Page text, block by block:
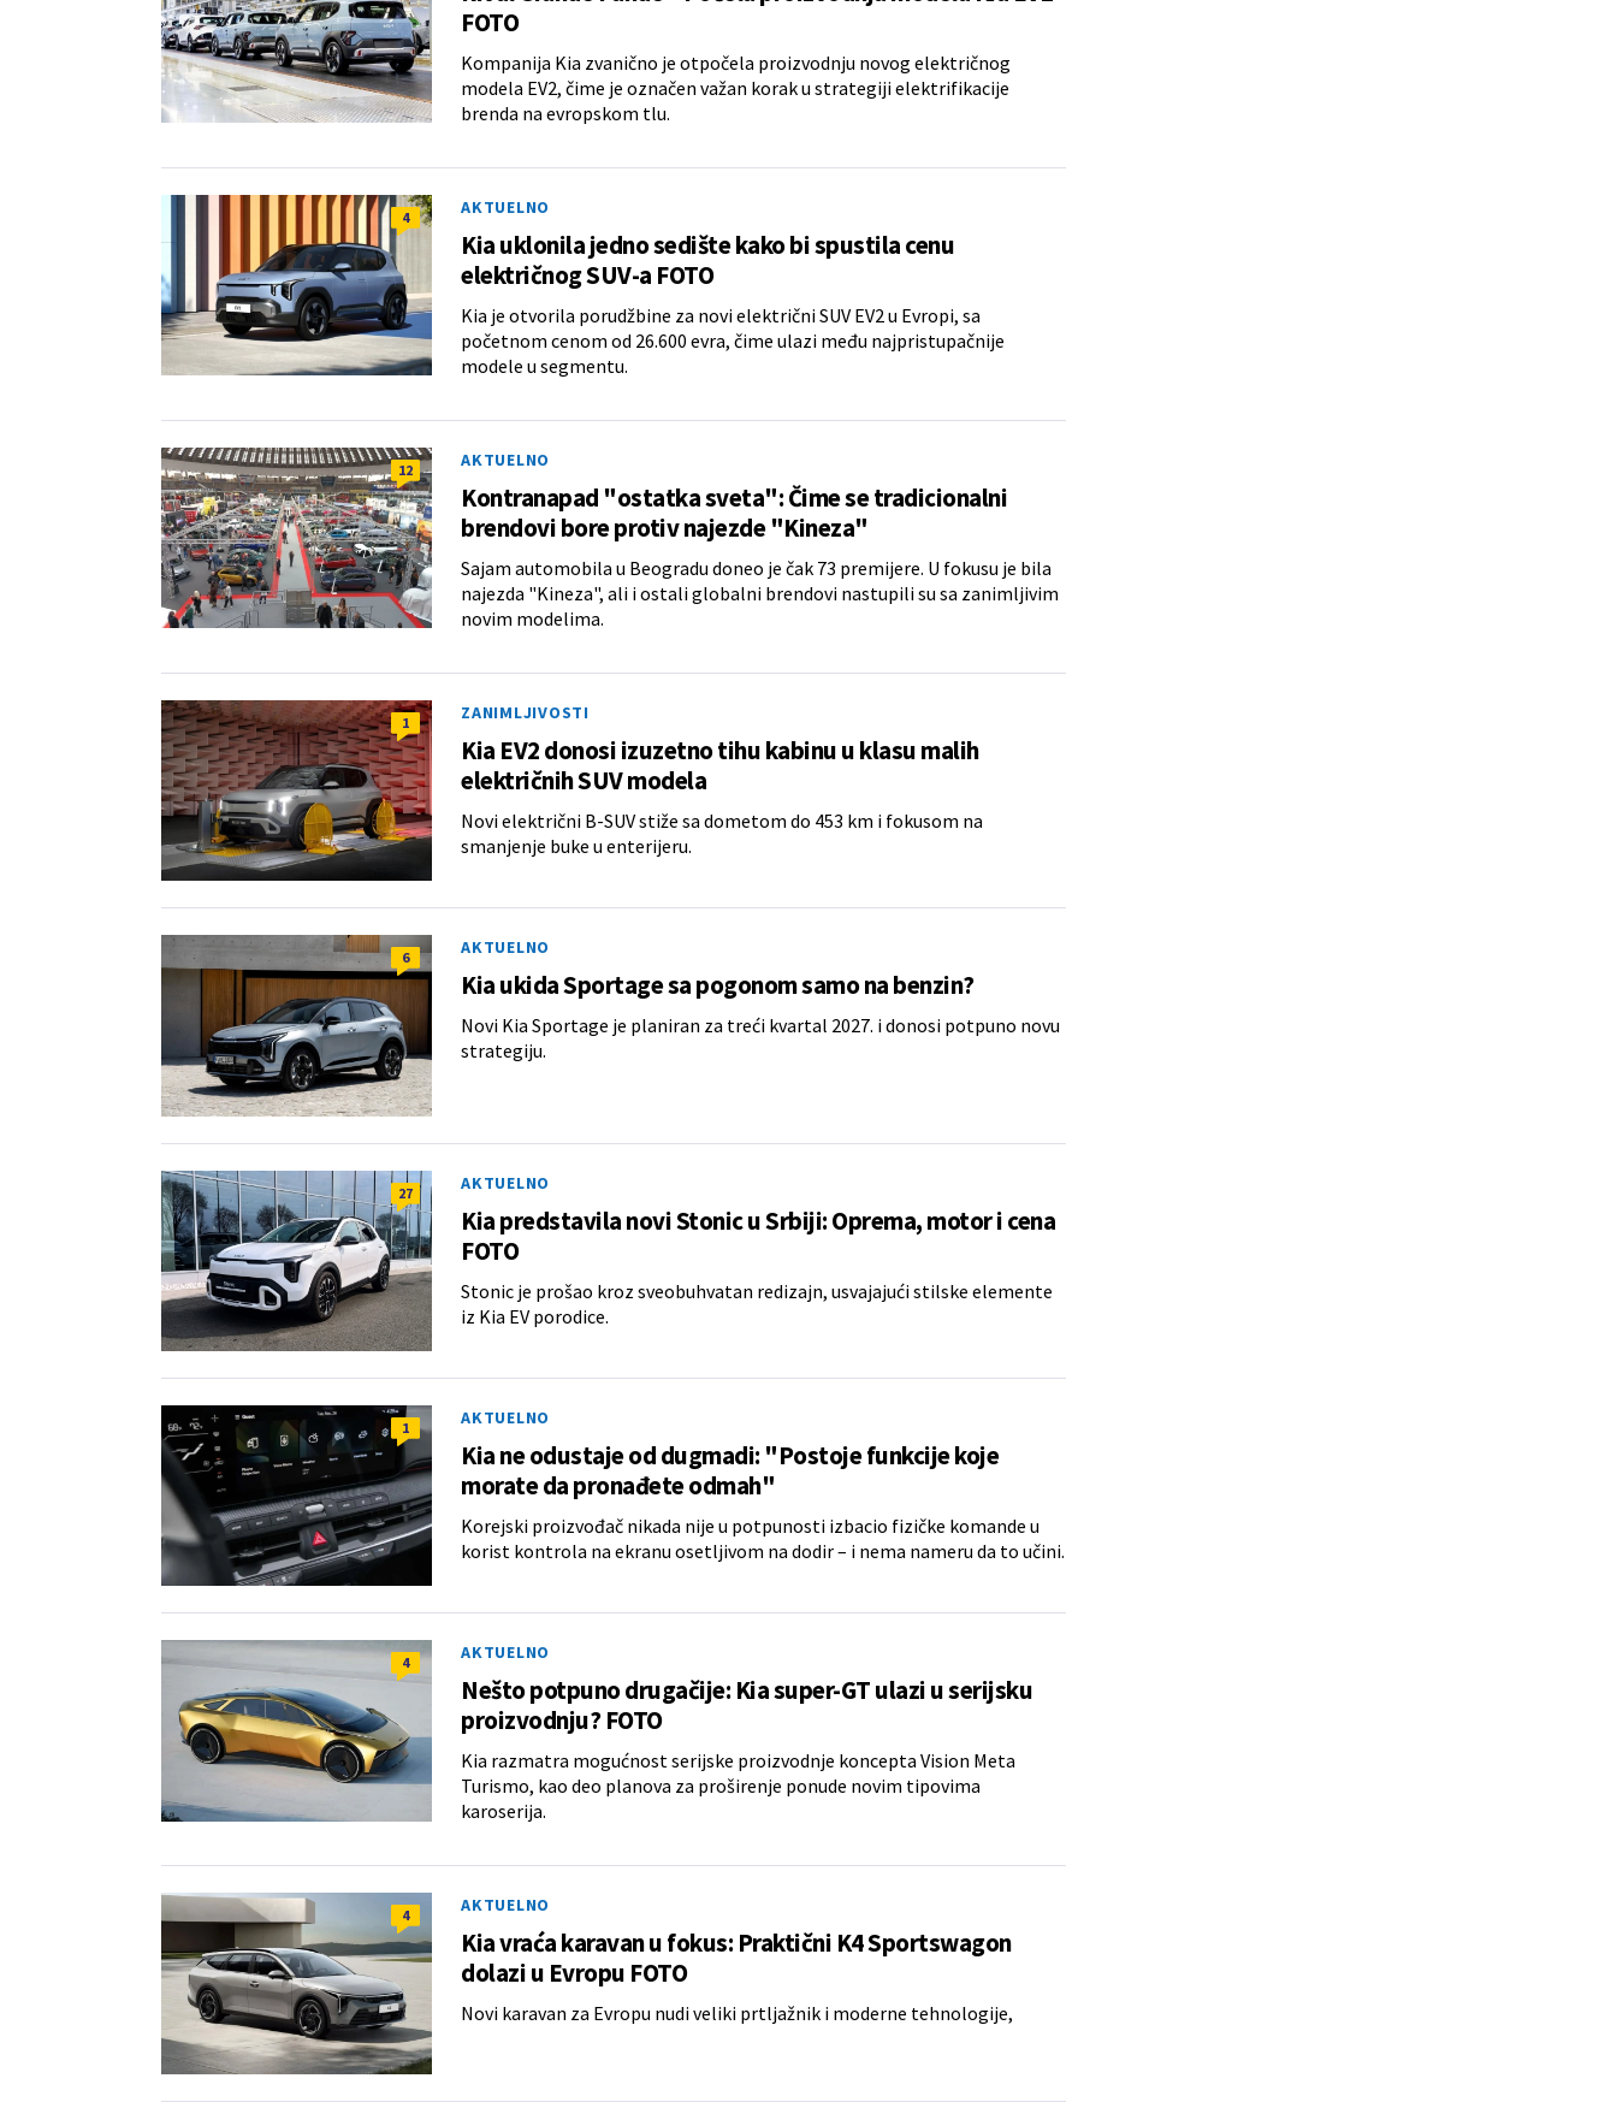
FOTO
Kompanija Kia zvanično je otpočela proizvodnju novog električnog
modela EV2, čime je označen važan korak u strategiji elektrifikacije
brenda na evropskom tlu.
4 AKTUELNO
Kia uklonila jedno sedište kako bi spustila cenu
električnog SUV-a FOTO
Kia je otvorila porudžbine za novi električni SUV EV2 u Evropi, sa
početnom cenom od 26.600 evra, čime ulazi među najpristupačnije
modele u segmentu.
12 AKTUELNO
Kontranapad "ostatka sveta": Čime se tradicionalni
brendovi bore protiv najezde "Kineza"
Sajam automobila u Beogradu doneo je čak 73 premijere. U fokusu je bila
najezda "Kineza", ali i ostali globalni brendovi nastupili su sa zanimljivim
novim modelima.
1 ZANIMLJIVOSTI
Kia EV2 donosi izuzetno tihu kabinu u klasu malih
električnih SUV modela
Novi električni B-SUV stiže sa dometom do 453 km i fokusom na
smanjenje buke u enterijeru.
6 AKTUELNO
Kia ukida Sportage sa pogonom samo na benzin?
Novi Kia Sportage je planiran za treći kvartal 2027. i donosi potpuno novu
strategiju.
27 AKTUELNO
Kia predstavila novi Stonic u Srbiji: Oprema, motor i cena
FOTO
Stonic je prošao kroz sveobuhvatan redizajn, usvajajući stilske elemente
iz Kia EV porodice.
1 AKTUELNO
Kia ne odustaje od dugmadi: "Postoje funkcije koje
morate da pronađete odmah"
Korejski proizvođač nikada nije u potpunosti izbacio fizičke komande u
korist kontrola na ekranu osetljivom na dodir – i nema nameru da to učini.
4 AKTUELNO
Nešto potpuno drugačije: Kia super-GT ulazi u serijsku
proizvodnju? FOTO
Kia razmatra mogućnost serijske proizvodnje koncepta Vision Meta
Turismo, kao deo planova za proširenje ponude novim tipovima
karoserija.
4 AKTUELNO
Kia vraća karavan u fokus: Praktični K4 Sportswagon
dolazi u Evropu FOTO
Novi karavan za Evropu nudi veliki prtljažnik i moderne tehnologije,